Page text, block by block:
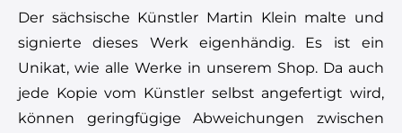
Der sächsische Künstler Martin Klein malte und
signierte dieses Werk eigenhändig. Es ist ein
Unikat, wie alle Werke in unserem Shop. Da auch
jede Kopie vom Künstler selbst angefertigt wird,
können geringfügige Abweichungen zwischen